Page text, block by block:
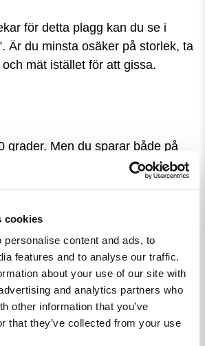
cookies
personalise content and ads, to
features and to analyse our traffic.
about your use of our site with
and analytics partners who
other information that you’ve
that they’ve collected from your use
för detta plagg kan du se i
Är du minsta osäker på storlek, ta
mät istället för att gissa.
grader. Men du sparar både på
att tvätta den i 30 grader,
kläder att räcka längre men
Baserat på 1 recensioner
1
0